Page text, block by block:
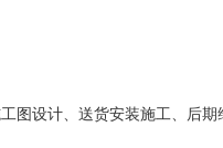
设计、送货安装施工、后